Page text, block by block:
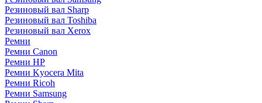
Резиновый вал Sharp
Резиновый вал Toshiba
Резиновый вал Xerox
Ремни
Ремни Canon
Ремни HP
Ремни Kyocera Mita
Ремни Ricoh
Ремни Samsung